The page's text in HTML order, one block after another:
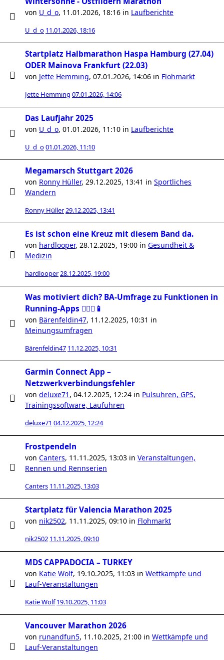
von U_d_o, 11.01.2026, 18:16 in Laufberichte
U_d_o 11.01.2026, 18:16
Startplatz Halbmarathon Haspa Hamburg (27.04)
ODER Mainova Frankfurt (22.03)
von Jette Hemming, 07.01.2026, 14:06 in Flohmarkt
Jette Hemming 07.01.2026, 14:06
Das Laufjahr 2025
von U_d_o, 01.01.2026, 11:10 in Laufberichte
U_d_o01.01.2026, 11:10
Megamarsch Stuttgart 2026
von Ronny Hüller, 29.12.2025, 13:41 in Sportliches
Wandern
Ronny Hüller29.12.2025, 13:41
Es ist schon eine Kreuz mit diesem Band da.
von hardlooper, 28.12.2025, 19:00 in Gesundheit &
Medizin
hardlooper28.12.2025, 19:00
Was motiviert dich? BA-Umfrage zu Funktionen in
Running-Apps 🏃🏻‍♀️📱
von Bärenfeldin47, 11.12.2025, 10:31 in
Meinungsumfragen
Bärenfeldin47 11.12.2025, 10:31
Garmin Connect App –
Netzwerkverbindungsfehler
von deluxe71 , 04.12.2025, 12:24 in Pulsuhren, GPS,
Trainingssoftware, Laufuhren
deluxe71 04.12.2025, 12:24
Frostpendeln
von Canters, 11.11.2025, 13:03 in Veranstaltungen,
Rennen und Rennserien
Canters 11.11.2025, 13:03
Startplatz für Valencia Marathon 2025
von nik2502, 11.11.2025, 09:10 in Flohmarkt
nik2502 11.11.2025, 09:10
MDS CAPPADOCIA – TURKEY
von Katie Wolf, 19.10.2025, 11:03 in Wettkämpfe und
Lauf-Veranstaltungen
Katie Wolf 19.10.2025, 11:03
Vancouver Marathon 2026
von runandfun5, 11.10.2025, 21:00 in Wettkämpfe und
Lauf-Veranstaltungen